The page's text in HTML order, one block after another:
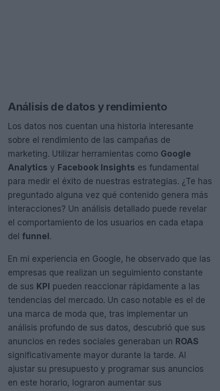
Análisis de datos y rendimiento
Los datos nos cuentan una historia interesante
sobre el rendimiento de las campañas de
marketing. Utilizar herramientas como Google
Analytics y Facebook Insights es fundamental
para medir el éxito de nuestras estrategias. ¿Te has
preguntado alguna vez qué contenido genera más
interacciones? Un análisis detallado puede revelar
el comportamiento de los usuarios en cada etapa
del funnel.
En mi experiencia en Google, he observado que las
empresas que realizan un seguimiento constante
de sus KPI pueden reaccionar rápidamente a las
tendencias del mercado. Un caso notable es el de
una marca de moda que, tras implementar un
análisis profundo de sus datos, descubrió que sus
anuncios en redes sociales generaban un ROAS
significativamente mayor durante la tarde. Al
ajustar su presupuesto y programar sus anuncios
en este horario, lograron aumentar sus